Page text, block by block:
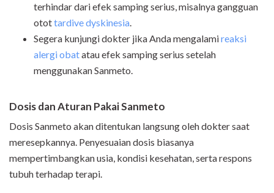
terhindar dari efek samping serius, misalnya gangguan
otottardive dyskinesia.
Segera kunjungi dokter jika Anda mengalamireaksi
alergi obatatau efek samping serius setelah
menggunakan Sanmeto.
Dosis dan Aturan Pakai Sanmeto
Dosis Sanmeto akan ditentukan langsung oleh dokter saat
meresepkannya. Penyesuaian dosis biasanya
mempertimbangkan usia, kondisi kesehatan, serta respons
tubuh terhadap terapi.